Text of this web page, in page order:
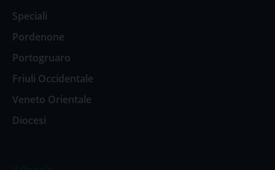
Speciali
Pordenone
Portogruaro
Friuli Occidentale
Veneto Orientale
Diocesi